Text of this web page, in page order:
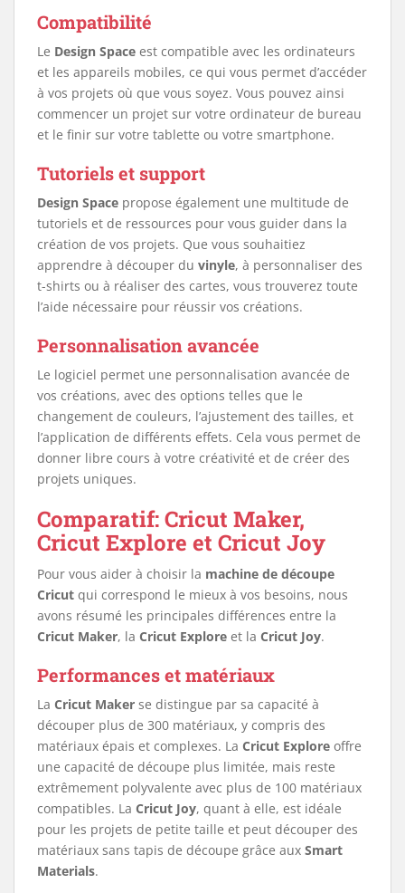
Compatibilité
Le Design Space est compatible avec les ordinateurs
et les appareils mobiles, ce qui vous permet d’accéder
à vos projets où que vous soyez. Vous pouvez ainsi
commencer un projet sur votre ordinateur de bureau
et le finir sur votre tablette ou votre smartphone.
Tutoriels et support
Design Space propose également une multitude de
tutoriels et de ressources pour vous guider dans la
création de vos projets. Que vous souhaitiez
apprendre à découper du vinyle, à personnaliser des
t-shirts ou à réaliser des cartes, vous trouverez toute
l’aide nécessaire pour réussir vos créations.
Personnalisation avancée
Le logiciel permet une personnalisation avancée de
vos créations, avec des options telles que le
changement de couleurs, l’ajustement des tailles, et
l’application de différents effets. Cela vous permet de
donner libre cours à votre créativité et de créer des
projets uniques.
Comparatif: Cricut Maker,
Cricut Explore et Cricut Joy
Pour vous aider à choisir la machine de découpe
Cricut qui correspond le mieux à vos besoins, nous
avons résumé les principales différences entre la
Cricut Maker, la Cricut Explore et la Cricut Joy.
Performances et matériaux
La Cricut Maker se distingue par sa capacité à
découper plus de 300 matériaux, y compris des
matériaux épais et complexes. La Cricut Explore offre
une capacité de découpe plus limitée, mais reste
extrêmement polyvalente avec plus de 100 matériaux
compatibles. La Cricut Joy, quant à elle, est idéale
pour les projets de petite taille et peut découper des
matériaux sans tapis de découpe grâce aux Smart
Materials.